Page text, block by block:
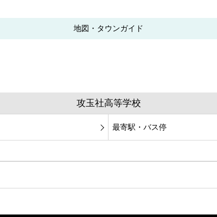
地図・タウンガイド
攻玉社高等学校
最寄駅・バス停